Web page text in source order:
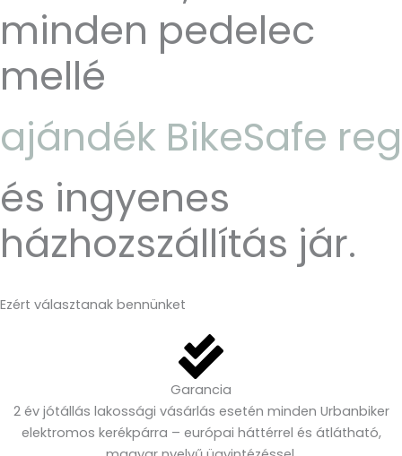
minden pedelec
mellé
ajándék BikeSafe
és ingyenes
házhozszállítás jár.
Ezért választanak bennünket
Garancia
2 év jótállás lakossági vásárlás esetén minden Urbanbiker
elektromos kerékpárra – európai háttérrel és átlátható,